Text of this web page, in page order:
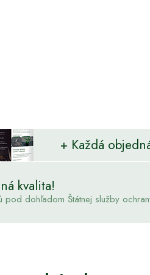
+ Každá
kvalita!
pod dohľadom Štátnej služby